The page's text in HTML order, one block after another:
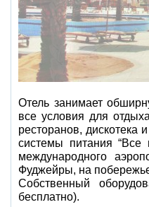
Отель занимает
все условия для
ресторанов, дискотека
системы питания
международного
Фуджейры, на
Собственный
бесплатно).